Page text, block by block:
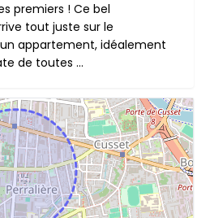
premiers ! Ce bel
tout juste sur le
appartement, idéalement
de toutes ...